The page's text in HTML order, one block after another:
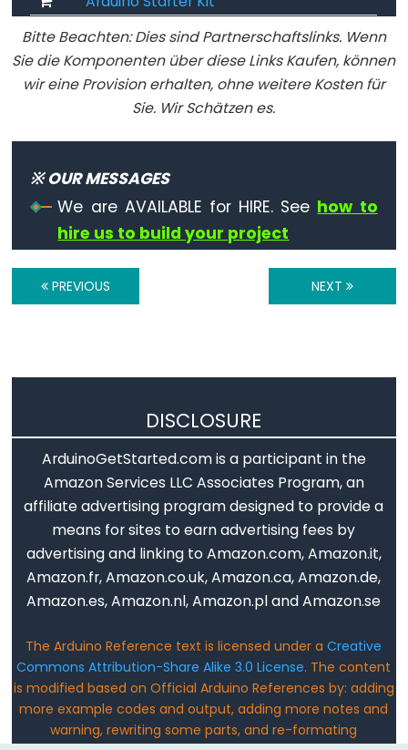
shiftIn()
shiftOut()
tone()
Serial
Serial.available()
Serial.begin()
Serial.getTimeout()
if(Serial)
Serial.parseFloat()
Serial.parseInt()
Serial.peek()
Serial.print()
Serial.println()
Serial.readBytes()
Serial.readBytesUntil()
Serial.readString()
Serial.readStringUntil()
Bitte Beachten: Dies sind Partnerschaftslinks. Wenn
Sie die Komponenten über diese Links Kaufen, können
wir eine Provision erhalten, ohne weitere Kosten für
Sie. Wir Schätzen es.
※ OUR MESSAGES
We are AVAILABLE for HIRE. See how to
hire us to build your project
PREVIOUS NEXT
DISCLOSURE
ArduinoGetStarted.com is a participant in the
Amazon Services LLC Associates Program, an
affiliate advertising program designed to provide a
means for sites to earn advertising fees by
advertising and linking to Amazon.com, Amazon.it,
Amazon.fr, Amazon.co.uk, Amazon.ca, Amazon.de,
Amazon.es, Amazon.nl, Amazon.pl and Amazon.se
The Arduino Reference text is licensed under aCreative
Commons Attribution-Share Alike 3.0 License. The content
is modified based on Official Arduino References by: adding
more example codes and output, adding more notes and
warning, rewriting some parts, and re-formating